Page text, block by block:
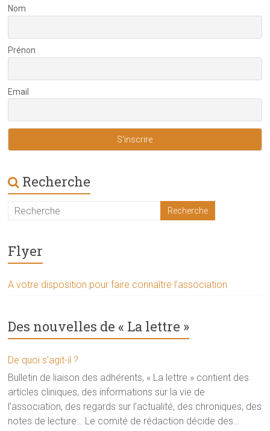
Nom
Prénon
Email
Recherche
Flyer
A votre disposition pour faire connaître l’association
Des nouvelles de « La lettre »
De quoi s’agit-il ?
Bulletin de liaison des adhérents, « La lettre » contient des
articles cliniques, des informations sur la vie de
l’association, des regards sur l’actualité, des chroniques, des
notes de lecture… Le comité de rédaction décide des